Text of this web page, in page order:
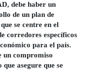
debe haber un
de un plan de
se centre en el
corredores específicos
para el país.
un compromiso
asegure que se